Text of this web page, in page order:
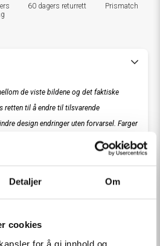
Detaljer Om
cookies
for å gi innhold og
60 dagers returrett Prismatch
de viste bildene og det faktiske
retten til å endre til tilsvarende
design endringer uten forvarsel. Farger
* Priser merket "Pris for nye medlemmer"
hos oss tidligere og kan kun